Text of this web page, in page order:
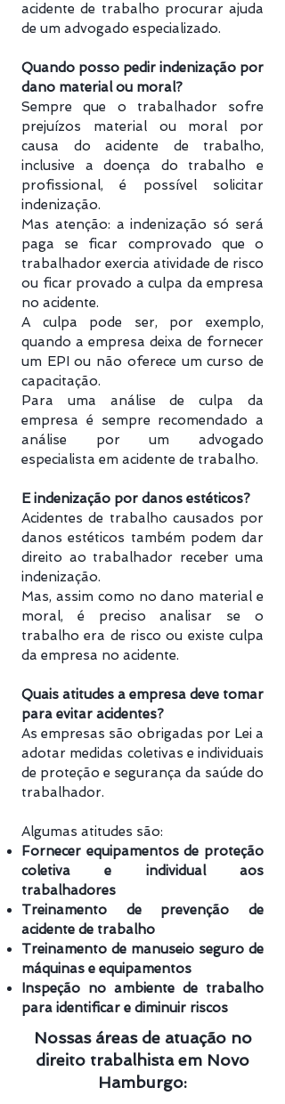
acidente de trabalho procurar ajuda
de um advogado especializado.
Quando posso pedir indenização por
dano material ou moral?
Sempre que o trabalhador sofre
prejuízos material ou moral por
causa do acidente de trabalho,
inclusive a doença do trabalho e
profissional, é possível solicitar
indenização.
Mas atenção: a indenização só será
paga se ficar comprovado que o
trabalhador exercia atividade de risco
ou ficar provado a culpa da empresa
no acidente.
A culpa pode ser, por exemplo,
quando a empresa deixa de fornecer
um EPI ou não oferece um curso de
capacitação.
Para uma análise de culpa da
empresa é sempre recomendado a
análise por um advogado
especialista em acidente de trabalho.
E indenização por danos estéticos?
Acidentes de trabalho causados por
danos estéticos também podem dar
direito ao trabalhador receber uma
indenização.
Mas, assim como no dano material e
moral, é preciso analisar se o
trabalho era de risco ou existe culpa
da empresa no acidente.
Quais atitudes a empresa deve tomar
para evitar acidentes?
As empresas são obrigadas por Lei a
adotar medidas coletivas e individuais
de proteção e segurança da saúde do
trabalhador.
Algumas atitudes são:
Fornecer equipamentos de proteção
coletiva e individual aos
trabalhadores
Treinamento de prevenção de
acidente de trabalho
Treinamento de manuseio seguro de
máquinas e equipamentos
Inspeção no ambiente de trabalho
para identificar e diminuir riscos
Nossas áreas de atuação no
direito trabalhista em Novo
Hamburgo: